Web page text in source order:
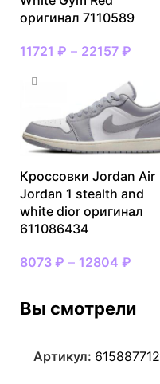
оригинал 7110589
11721 ₽ – 22157 ₽
Кроссовки Jordan Air
Jordan 1 stealth and
white dior оригинал
611086434
8073 ₽ – 12804 ₽
Вы смотрели
Артикул: 615887712